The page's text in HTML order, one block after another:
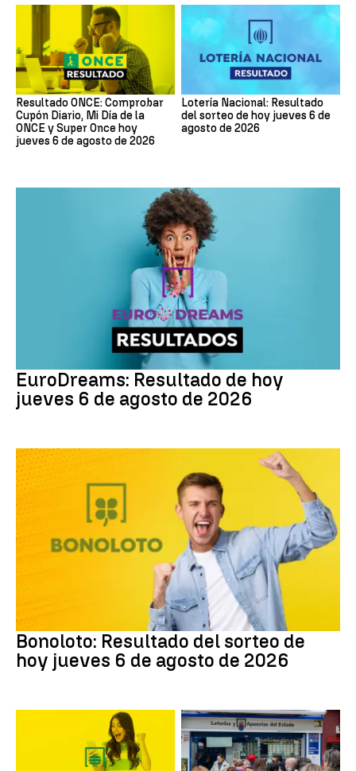
Resultado ONCE: Comprobar
Cupón Diario, Mi Día de la
ONCE y Super Once hoy
jueves 6 de agosto de 2026
Lotería Nacional: Resultado
del sorteo de hoy jueves 6 de
agosto de 2026
EuroDreams: Resultado de hoy
jueves 6 de agosto de 2026
Bonoloto
Bonoloto: Resultado del sorteo de
hoy jueves 6 de agosto de 2026